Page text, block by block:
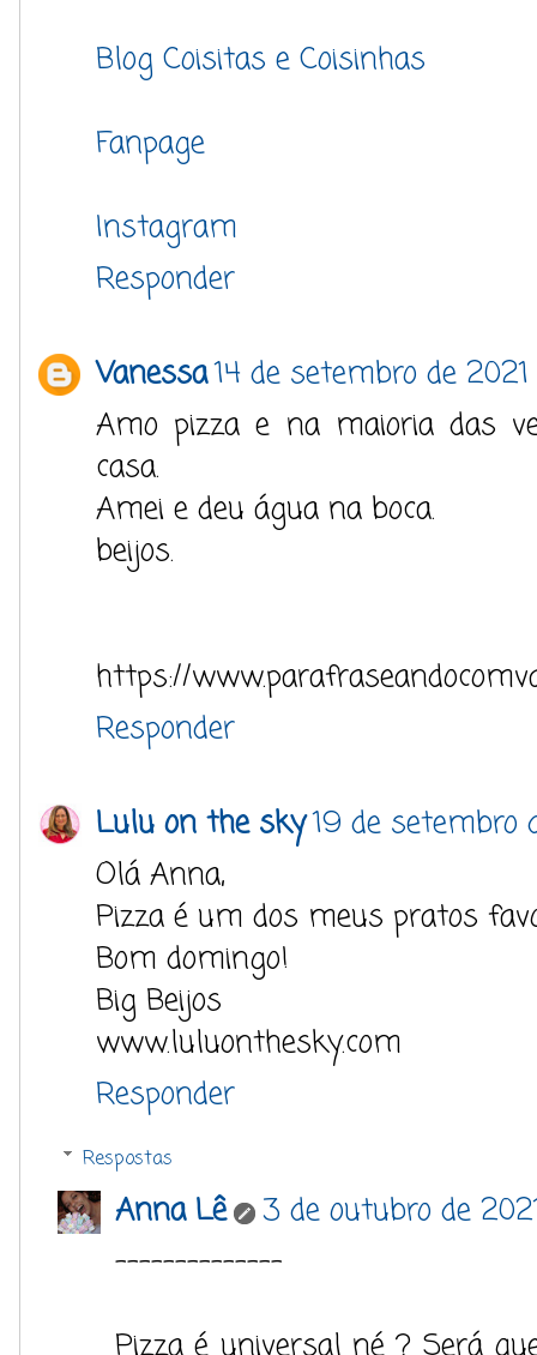
Blog Coisitas e Coisinhas
Fanpage
Instagram
Responder
Vanessa14 de setembro de
Amo pizza e na maioria das
casa.
Amei e deu água na boca.
beijos.
https://
Responder
Lulu on the sky19 de setembro
Olá Anna,
Pizza é um dos meus pratos
Bom domingo!
Big Beijos
www.luluonthesky.com
Responder
Respostas
Anna Lê
3 de outubro de
--------------